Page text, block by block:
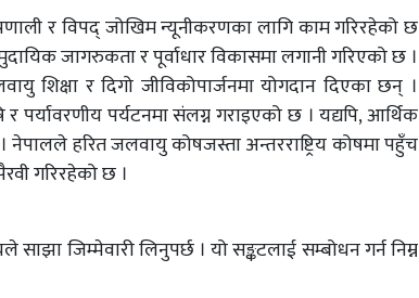
र विपद् जोखिम न्यूनीकरणका लागि काम गरिरहेको छ
जागरुकता र पूर्वाधार विकासमा लगानी गरिएको छ ।
शिक्षा र दिगो जीविकोपार्जनमा योगदान दिएका छन् ।
पर्यटनमा संलग्न गराइएको छ । यद्यपि, आर्थिक
हरित जलवायु कोषजस्ता अन्तरराष्ट्रिय कोषमा पहुँच
गरिरहेको छ ।
जिम्मेवारी लिनुपर्छ । यो सङ्कटलाई सम्बोधन गर्न निम्न